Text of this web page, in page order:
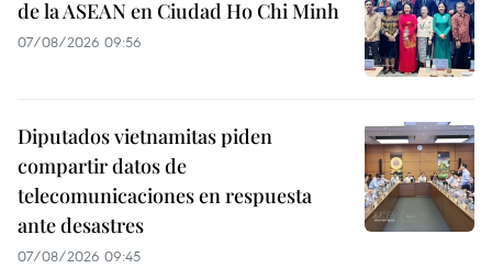
de la ASEAN en Ciudad Ho Chi Minh
07/08/2026 09:56
Diputados vietnamitas piden
compartir datos de
telecomunicaciones en respuesta
ante desastres
07/08/2026 09:45